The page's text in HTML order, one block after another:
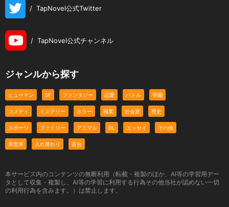
/ TapNovel公式Twitter
/ TapNovel公式チャンネル
ジャンルから探す
ヒューマン SF ファンタジー 恋愛 バトル 学園
コメディ ミステリー ホラー 職業 社会派 歴史
スポーツ ファミリー アニマル BL エッセイ その他
異世界 入れ替わり 百合
本サービス内のコンテンツの無断利用（転載・複製のほか、AI等の学習用デー
タとして収集・複製し、AI等の学習に利用する行為その他当社が認めない一切
の利用行為を含みます。）は禁止します。